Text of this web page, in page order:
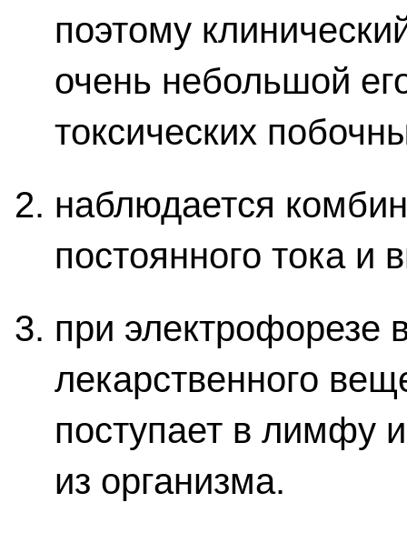
поэтому
очень небольшой
токсических
наблюдается
постоянного тока и
при электрофорезе
лекарственного
поступает в лимфу
из организма.